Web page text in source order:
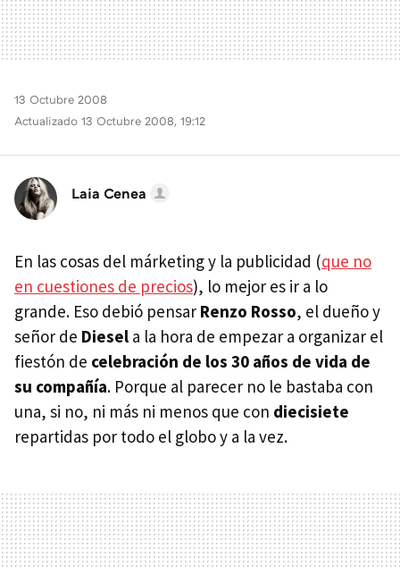
13 Octubre 2008
Actualizado 13 Octubre 2008, 19:12
Laia Cenea
En las cosas del márketing y la publicidad (que no
en cuestiones de precios), lo mejor es ir a lo
grande. Eso debió pensar Renzo Rosso, el dueño y
señor de Diesel a la hora de empezar a organizar el
fiestón de celebración de los 30 años de vida de
su compañía. Porque al parecer no le bastaba con
una, si no, ni más ni menos que con diecisiete
repartidas por todo el globo y a la vez.